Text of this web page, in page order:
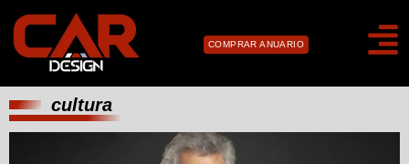
COMPRAR ANUARIO
cultura